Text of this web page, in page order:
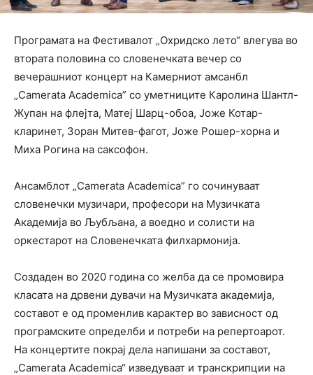
Програмата на Фестивалот „Охридско лето“ влегува во
втората половина со словенечката вечер со
вечерашниот концерт на Камерниот амсанбл
„Camerata Academica” со уметниците Каролина Шантл-
Жупан на флејта, Матеј Шарц-обоа, Јоже Котар-
кларинет, Зоран Митев-фагот, Јоже Рошер-хорна и
Миха Рогина на саксофон.
Ансамблот „Camerata Academica” го сочинуваат
словенечки музичари, професори на Музичката
Академија во Љубљана, а воедно и солисти на
оркестарот на Словенечката филхармонија.
Создаден во 2020 година со желба да се промовира
класата на дрвени дувачи на Музичката академија,
составот е од променлив карактер во зависност од
програмските определби и потреби на репертоарот.
На концертите покрај дела напишани за составот,
„Camerata Academica“ изведуваат и транскрипции на